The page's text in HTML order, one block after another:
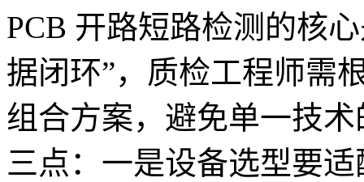
PCB 开路短路检测的核
据闭环”，质检工程师需
组合方案，避免单一技
三点：一是设备选型要